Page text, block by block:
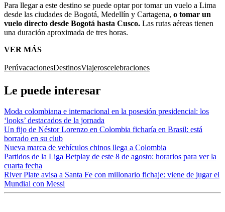
Para llegar a este destino se puede optar por tomar un vuelo a Lima
desde las ciudades de Bogotá, Medellín y Cartagena, o tomar un
vuelo directo desde Bogotá hasta Cusco. Las rutas aéreas tienen
una duración aproximada de tres horas.
VER MÁS
PerúvacacionesDestinosViajeroscelebraciones
Le puede interesar
Moda colombiana e internacional en la posesión presidencial: los
‘looks’ destacados de la jornada
Un fijo de Néstor Lorenzo en Colombia ficharía en Brasil: está
borrado en su club
Nueva marca de vehículos chinos llega a Colombia
Partidos de la Liga Betplay de este 8 de agosto: horarios para ver la
cuarta fecha
River Plate avisa a Santa Fe con millonario fichaje: viene de jugar el
Mundial con Messi